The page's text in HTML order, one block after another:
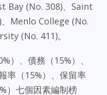
Bay (No. 308)、Saint
Menlo College (No.
(No. 411)。
）、債務（15%）、
率（15%）、保留率
）七個因素編制榜